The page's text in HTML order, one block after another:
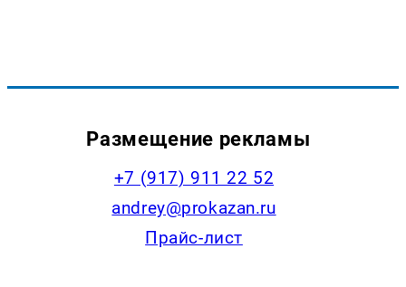
Размещение рекламы
+7 (917) 911 22 52
andrey@prokazan.ru
Прайс-лист